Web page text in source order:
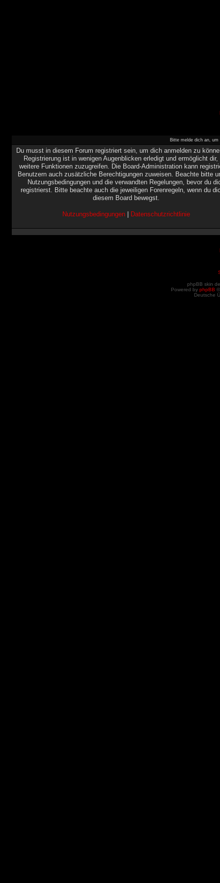
Bitte melde dich an, um
Du musst in diesem Forum registriert sein, um dich anmelden zu
Registrierung ist in wenigen Augenblicken erledigt und ermöglicht dir,
weitere Funktionen zuzugreifen. Die Board-Administration kann
Benutzern auch zusätzliche Berechtigungen zuweisen. Beachte bitte
Nutzungsbedingungen und die verwandten Regelungen, bevor du
registrierst. Bitte beachte auch die jeweiligen Forenregeln, wenn du
diesem Board bewegst.
Nutzungsbedingungen| Datenschutzrichtlinie
phpBB skin
Powered by phpBB
Deutsche